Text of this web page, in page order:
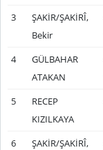
3
ŞAKİR/ŞAKİRÎ,
Bekir
4
GÜLBAHAR
ATAKAN
5
RECEP
KIZILKAYA
6
ŞAKİR/ŞAKİRÎ,